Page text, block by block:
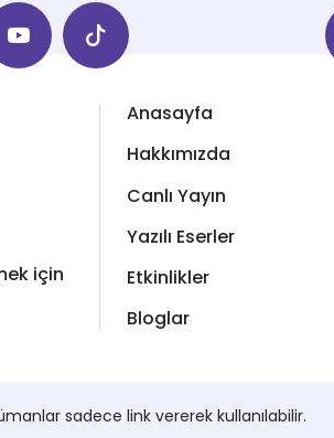
için
Anasayfa
Hakkımızda
Canlı Yayın
Yazılı Eserler
Etkinlikler
Bloglar
sadece link vererek kullanılabilir.